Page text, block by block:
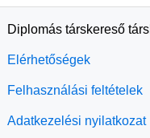
Diplomás társkereső
Elérhetőségek
Felhasználási feltételek
Adatkezelési nyilatkozat